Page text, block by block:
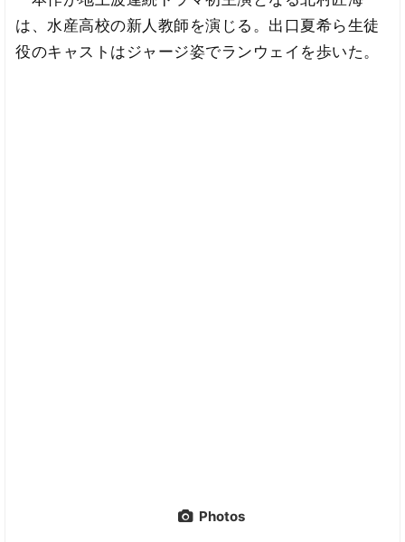
は、水産高校の新人教師を演じる。出口夏希ら生徒
役のキャストはジャージ姿でランウェイを歩いた。
Photos